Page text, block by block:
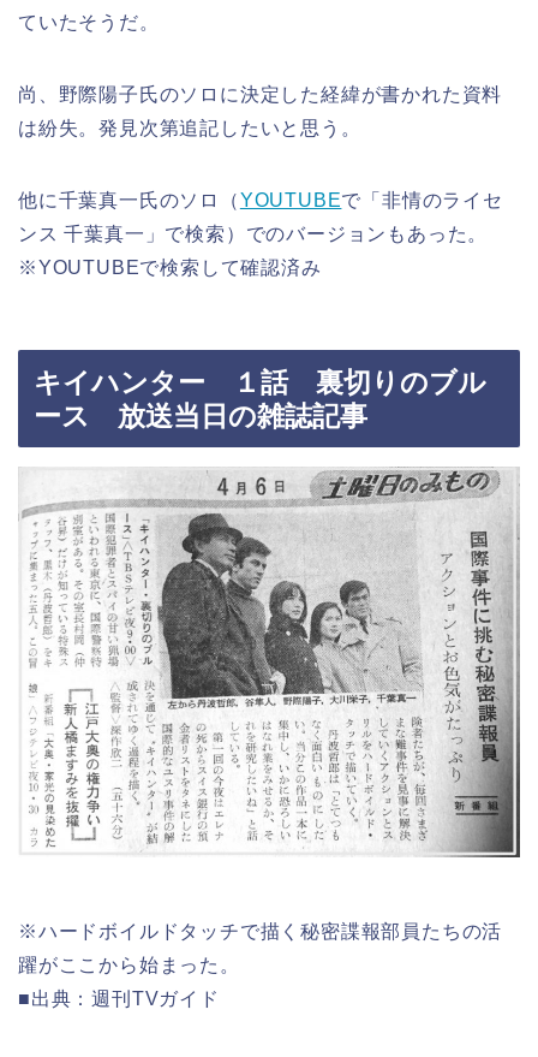
ていたそうだ。
尚、野際陽子氏のソロに決定した経緯が書かれた資料
は紛失。発見次第追記したいと思う。
他に千葉真一氏のソロ（YOUTUBEで「非情のライセ
ンス 千葉真一」で検索）でのバージョンもあった。
※YOUTUBEで検索して確認済み
キイハンター １話 裏切りのブル
ース 放送当日の雑誌記事
※ハードボイルドタッチで描く秘密諜報部員たちの活
躍がここから始まった。
■出典：週刊TVガイド